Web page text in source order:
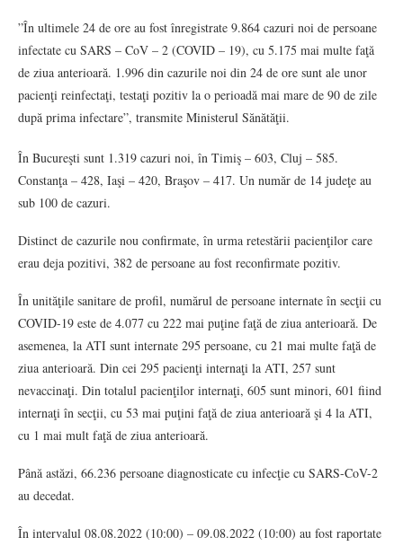
”În ultimele 24 de ore au fost înregistrate 9.864 cazuri noi de persoane
infectate cu SARS – CoV – 2 (COVID – 19), cu 5.175 mai multe faţă
de ziua anterioară. 1.996 din cazurile noi din 24 de ore sunt ale unor
pacienţi reinfectaţi, testaţi pozitiv la o perioadă mai mare de 90 de zile
după prima infectare”, transmite Ministerul Sănătăţii.
În Bucureşti sunt 1.319 cazuri noi, în Timiş – 603, Cluj – 585.
Constanţa – 428, Iaşi – 420, Braşov – 417. Un număr de 14 judeţe au
sub 100 de cazuri.
Distinct de cazurile nou confirmate, în urma retestării pacienţilor care
erau deja pozitivi, 382 de persoane au fost reconfirmate pozitiv.
În unităţile sanitare de profil, numărul de persoane internate în secţii cu
COVID-19 este de 4.077 cu 222 mai puţine faţă de ziua anterioară. De
asemenea, la ATI sunt internate 295 persoane, cu 21 mai multe faţă de
ziua anterioară. Din cei 295 pacienţi internaţi la ATI, 257 sunt
nevaccinaţi. Din totalul pacienţilor internaţi, 605 sunt minori, 601 fiind
internaţi în secţii, cu 53 mai puţini faţă de ziua anterioară şi 4 la ATI,
cu 1 mai mult faţă de ziua anterioară.
Până astăzi, 66.236 persoane diagnosticate cu infecţie cu SARS-CoV-2
au decedat.
În intervalul 08.08.2022 (10:00) – 09.08.2022 (10:00) au fost raportate